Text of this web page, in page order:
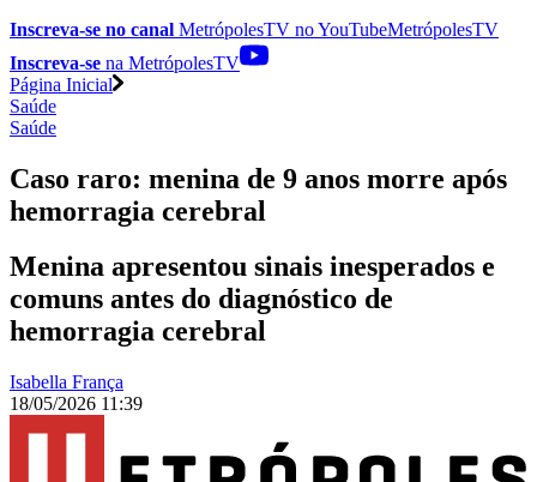
Inscreva-se no canal MetrópolesTV noYouTubeMetrópolesTV
Inscreva-se na MetrópolesTV
Página Inicial
Saúde
Saúde
Caso raro: menina de 9 anos morre após
hemorragia cerebral
Menina apresentou sinais inesperados e
comuns antes do diagnóstico de
hemorragia cerebral
Isabella França
18/05/2026 11:39